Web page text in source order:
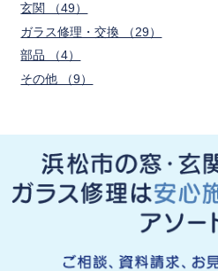
玄関 （49）
ガラス修理・交換 （29）
部品 （4）
その他 （9）